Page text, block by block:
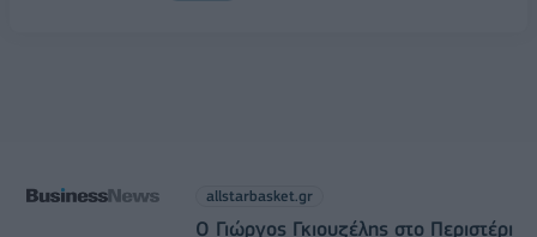
allstarbasket.gr
O Γιώργος Γκιουζέλης στο Περιστέρι